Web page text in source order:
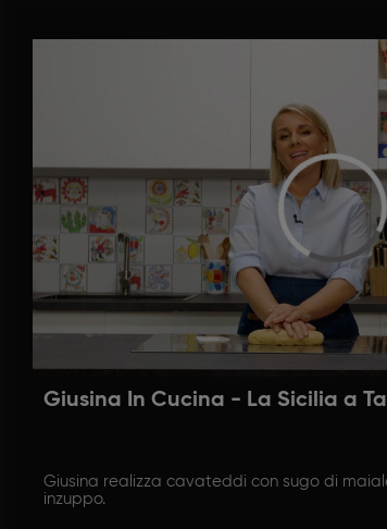
Giusina In Cucina - La Sicilia a
Giusina realizza cavateddi con sugo di
inzuppo.